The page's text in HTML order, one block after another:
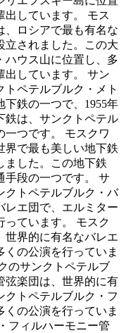
出しています。 モス
、ロシアで最も有名な
立されました。この大
ハウス山に位置し、多
出しています。 サン
トペテルブルク・メト
下鉄の一つで、1955年
鉄は、サンクトペテル
一つです。 モスクワ
界で最も美しい地下鉄
ました。この地下鉄
手段の一つです。 サ
クトペテルブルク・バ
レエ団で、エルミター
っています。 モスク
世界的に有名なバレエ
くの公演を行っていま
のサンクトペテルブ
弦楽団は、世界的に有
クトペテルブルク・フ
くの公演を行っていま
フィルハーモニー管